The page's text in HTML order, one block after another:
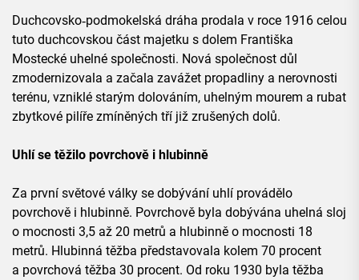
Duchcovsko‑podmokelská dráha prodala v roce 1916 celou
tuto duchcovskou část majetku s dolem Františka
Mostecké uhelné společnosti. Nová společnost důl
zmodernizovala a začala zavážet propadliny a nerovnosti
terénu, vzniklé starým dolováním, uhelným mourem a rubat
zbytkové pilíře zmíněných tří již zrušených dolů.
Uhlí se těžilo povrchově i hlubinně
Za první světové války se dobývání uhlí provádělo
povrchově i hlubinně. Povrchově byla dobývána uhelná sloj
o mocnosti 3,5 až 20 metrů a hlubinně o mocnosti 18
metrů. Hlubinná těžba představovala kolem 70 procent
a povrchová těžba 30 procent. Od roku 1930 byla těžba